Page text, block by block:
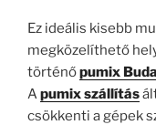
Ez ideális kisebb
megközelíthető
történőpumix
Apumix szállítás
csökkenti a gépek